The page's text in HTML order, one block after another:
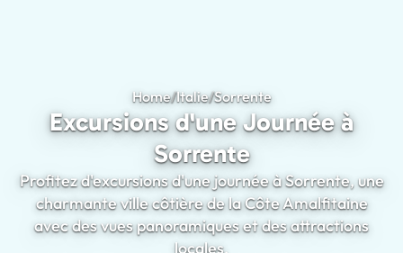
Home/Italie/SorrenteExcursions d'une
Excursions d'une Journée à
Sorrente
Profitez d'excursions d'une journée à Sorrente, une
charmante ville côtière de la Côte Amalfitaine
avec des vues panoramiques et des attractions
locales.